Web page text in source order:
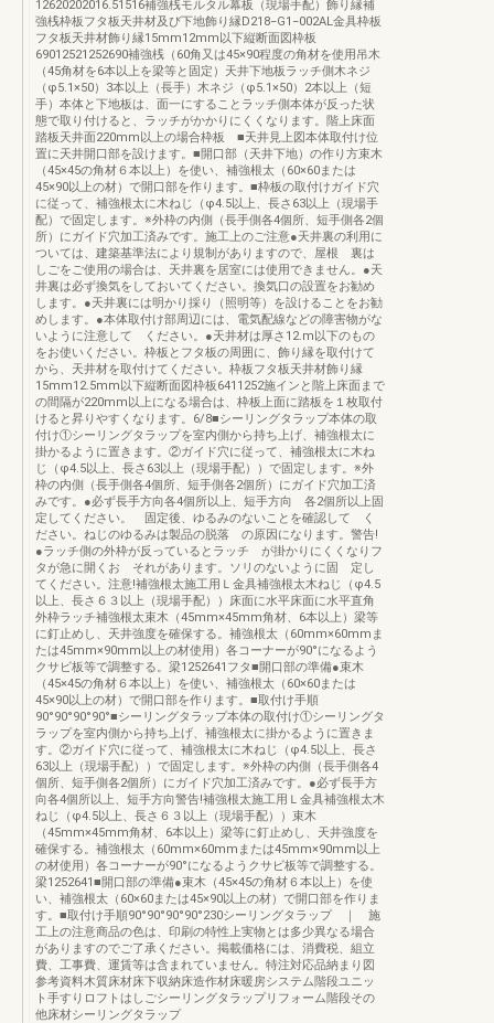
12620202016.51516補強桟モルタル幕板（現場手配）飾り縁補
強桟枠板フタ板天井材及び下地飾り縁D218−G1−002AL金具枠板
フタ板天井材飾り縁15mm12mm以下縦断面図枠板
69012521252690補強桟（60角又は45×90程度の角材を使用吊木
（45角材を6本以上を梁等と固定）天井下地板ラッチ側木ネジ
（φ5.1×50）3本以上（長手）木ネジ（φ5.1×50）2本以上（短
手）本体と下地板は、面一にすることラッチ側本体が反った状
態で取り付けると、ラッチがかかりにくくなります。階上床面
踏板天井面220mm以上の場合枠板 ■天井見上図本体取付け位
置に天井開口部を設けます。■開口部（天井下地）の作り方束木
（45×45の角材６本以上）を使い、補強根太（60×60または
45×90以上の材）で開口部を作ります。■枠板の取付けガイド穴
に従って、補強根太に木ねじ（φ4.5以上、長さ63以上（現場手
配）で固定します。※外枠の内側（長手側各4個所、短手側各2個
所）にガイド穴加工済みです。施工上のご注意●天井裏の利用に
ついては、建築基準法により規制がありますので、屋根 裏は
しごをご使用の場合は、天井裏を居室には使用できません。●天
井裏は必ず換気をしておいてください。換気口の設置をお勧め
します。●天井裏には明かり採り（照明等）を設けることをお勧
めします。●本体取付け部周辺には、電気配線などの障害物がな
いように注意して ください。●天井材は厚さ12.m以下のもの
をお使いください。枠板とフタ板の周囲に、飾り縁を取付けて
から、天井材を取付けてください。枠板フタ板天井材飾り縁
15mm12.5mm以下縦断面図枠板6411252施インと階上床面まで
の間隔が220mm以上になる場合は、枠板上面に踏板を１枚取付
けると昇りやすくなります。6/8■シーリングタラップ本体の取
付け①シーリングタラップを室内側から持ち上げ、補強根太に
掛かるように置きます。②ガイド穴に従って、補強根太に木ね
じ（φ4.5以上、長さ63以上（現場手配））で固定します。※外
枠の内側（長手側各4個所、短手側各2個所）にガイド穴加工済
みです。●必ず長手方向各4個所以上、短手方向 各2個所以上固
定してください。 固定後、ゆるみのないことを確認して く
ださい。ねじのゆるみは製品の脱落 の原因になります。警告!
●ラッチ側の外枠が反っているとラッチ が掛かりにくくなりフ
タが急に開くお それがあります。ソリのないように固 定し
てください。注意!補強根太施工用Ｌ金具補強根太木ねじ（φ4.5
以上、長さ６３以上（現場手配））床面に水平床面に水平直角
外枠ラッチ補強根太束木（45mm×45mm角材、6本以上）梁等
に釘止めし、天井強度を確保する。補強根太（60mm×60mmま
たは45mm×90mm以上の材使用）各コーナーが90°になるよう
クサビ板等で調整する。梁1252641フタ■開口部の準備●束木
（45×45の角材６本以上）を使い、補強根太（60×60または
45×90以上の材）で開口部を作ります。■取付け手順
90°90°90°90°■シーリングタラップ本体の取付け①シーリングタ
ラップを室内側から持ち上げ、補強根太に掛かるように置きま
す。②ガイド穴に従って、補強根太に木ねじ（φ4.5以上、長さ
63以上（現場手配））で固定します。※外枠の内側（長手側各4
個所、短手側各2個所）にガイド穴加工済みです。●必ず長手方
向各4個所以上、短手方向警告!補強根太施工用Ｌ金具補強根太木
ねじ（φ4.5以上、長さ６３以上（現場手配））束木
（45mm×45mm角材、6本以上）梁等に釘止めし、天井強度を
確保する。補強根太（60mm×60mmまたは45mm×90mm以上
の材使用）各コーナーが90°になるようクサビ板等で調整する。
梁1252641■開口部の準備●束木（45×45の角材６本以上）を使
い、補強根太（60×60または45×90以上の材）で開口部を作りま
す。■取付け手順90°90°90°90°230シーリングタラップ ｜ 施
工上の注意商品の色は、印刷の特性上実物とは多少異なる場合
がありますのでご了承ください。掲載価格には、消費税、組立
費、工事費、運賃等は含まれていません。特注対応品納まり図
参考資料木質床材床下収納床造作材床暖房システム階段ユニッ
ト手すりロフトはしごシーリングタラップリフォーム階段その
他床材シーリングタラップ